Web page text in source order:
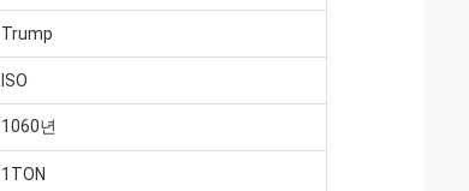
Trump
ISO
1060년
1TON